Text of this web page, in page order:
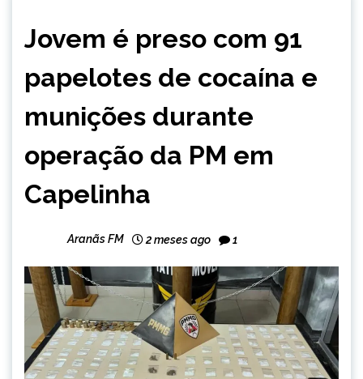
Jovem é preso com 91
papelotes de cocaína e
munições durante
operação da PM em
Capelinha
Aranãs FM 2 meses ago 1